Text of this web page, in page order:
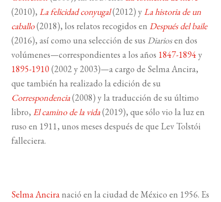
(2010), La felicidad conyugal(2012) yLa historia de un
caballo(2018), los relatos recogidos en Después del baile
(2016), así como una selección de sus Diariosen dos
volúmenes—correspondientes a los años 1847-1894 y
1895-1910(2002 y 2003)—a cargo de Selma Ancira,
que también ha realizado la edición de su
Correspondencia(2008) y la traducción de su último
libro, El camino de la vida(2019), que sólo vio la luz en
ruso en 1911, unos meses después de que Lev Tolstói
falleciera.
Selma Anciranació en la ciudad de México en 1956. Es